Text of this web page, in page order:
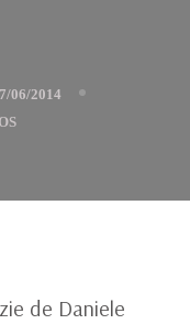
06/2014
EM
DEVORADORA
de Daniele